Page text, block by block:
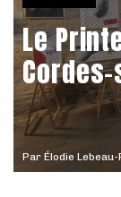
Par Élodie
Le